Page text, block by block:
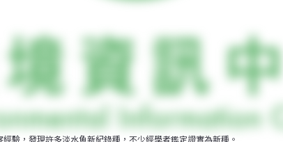
驗，發現許多淡水魚新紀錄種，不少經學者鑑定證實為新種。